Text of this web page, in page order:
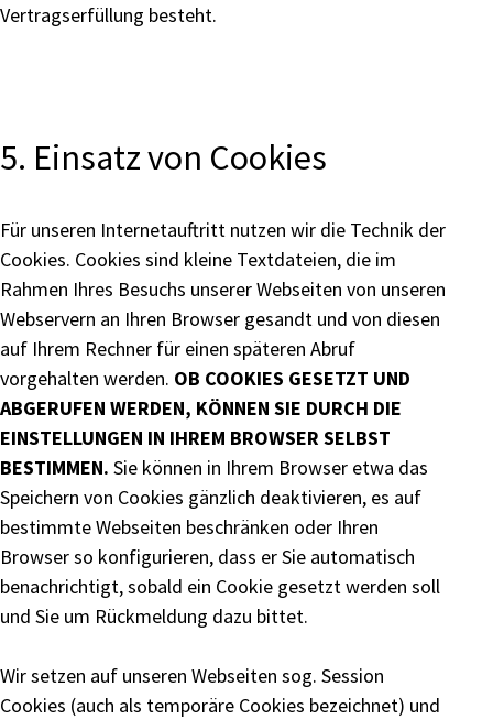
Vertragserfüllung besteht.
5. Einsatz von Cookies
Für unseren Internetauftritt nutzen wir die Technik der
Cookies. Cookies sind kleine Textdateien, die im
Rahmen Ihres Besuchs unserer Webseiten von unseren
Webservern an Ihren Browser gesandt und von diesen
auf Ihrem Rechner für einen späteren Abruf
vorgehalten werden. OB COOKIES GESETZT UND
ABGERUFEN WERDEN, KÖNNEN SIE DURCH DIE
EINSTELLUNGEN IN IHREM BROWSER SELBST
BESTIMMEN. Sie können in Ihrem Browser etwa das
Speichern von Cookies gänzlich deaktivieren, es auf
bestimmte Webseiten beschränken oder Ihren
Browser so konfigurieren, dass er Sie automatisch
benachrichtigt, sobald ein Cookie gesetzt werden soll
und Sie um Rückmeldung dazu bittet.
Wir setzen auf unseren Webseiten sog. Session
Cookies (auch als temporäre Cookies bezeichnet) und